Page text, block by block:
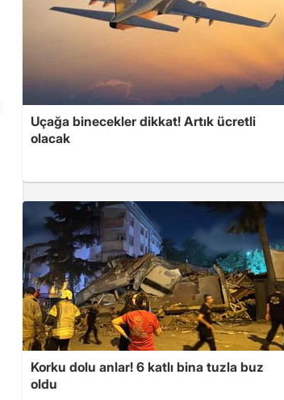
Uçağa binecekler dikkat! Artık ücretli
olacak
Korku dolu anlar! 6 katlı bina tuzla buz
oldu